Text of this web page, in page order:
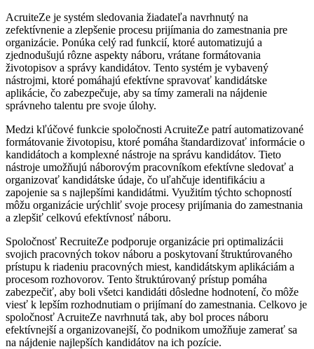
AcruiteZe je systém sledovania žiadateľa navrhnutý na
zefektívnenie a zlepšenie procesu prijímania do zamestnania pre
organizácie. Ponúka celý rad funkcií, ktoré automatizujú a
zjednodušujú rôzne aspekty náboru, vrátane formátovania
životopisov a správy kandidátov. Tento systém je vybavený
nástrojmi, ktoré pomáhajú efektívne spravovať kandidátske
aplikácie, čo zabezpečuje, aby sa tímy zamerali na nájdenie
správneho talentu pre svoje úlohy.
Medzi kľúčové funkcie spoločnosti AcruiteZe patrí automatizované
formátovanie životopisu, ktoré pomáha štandardizovať informácie o
kandidátoch a komplexné nástroje na správu kandidátov. Tieto
nástroje umožňujú náborovým pracovníkom efektívne sledovať a
organizovať kandidátske údaje, čo uľahčuje identifikáciu a
zapojenie sa s najlepšími kandidátmi. Využitím týchto schopností
môžu organizácie urýchliť svoje procesy prijímania do zamestnania
a zlepšiť celkovú efektívnosť náboru.
Spoločnosť RecruiteZe podporuje organizácie pri optimalizácii
svojich pracovných tokov náboru a poskytovaní štruktúrovaného
prístupu k riadeniu pracovných miest, kandidátskym aplikáciám a
procesom rozhovorov. Tento štruktúrovaný prístup pomáha
zabezpečiť, aby boli všetci kandidáti dôsledne hodnotení, čo môže
viesť k lepším rozhodnutiam o prijímaní do zamestnania. Celkovo je
spoločnosť AcruiteZe navrhnutá tak, aby bol proces náboru
efektívnejší a organizovanejší, čo podnikom umožňuje zamerať sa
na nájdenie najlepších kandidátov na ich pozície.